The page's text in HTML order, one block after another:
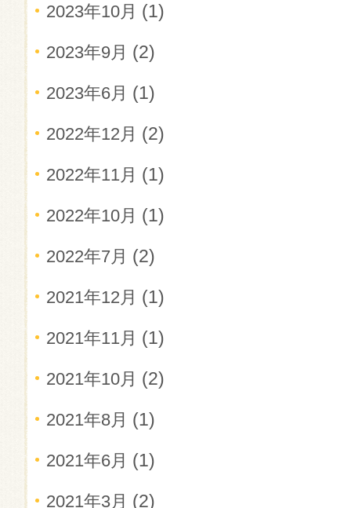
2023年10月 (1)
2023年9月 (2)
2023年6月 (1)
2022年12月 (2)
2022年11月 (1)
2022年10月 (1)
2022年7月 (2)
2021年12月 (1)
2021年11月 (1)
2021年10月 (2)
2021年8月 (1)
2021年6月 (1)
2021年3月 (2)